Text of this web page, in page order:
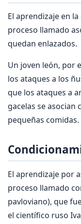
El aprendizaje en
proceso llamado
quedan enlazados.
Un joven león, por
los ataques a los
que los ataques a
gacelas se asocian
pequeñas comidas.
El aprendizaje por
proceso llamado
pavloviano), que
el científico ruso